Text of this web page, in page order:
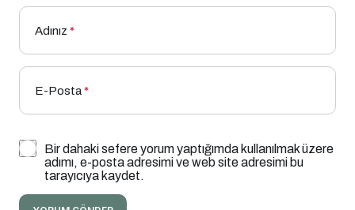
Adınız *
E-Posta*
Bir dahaki sefere yorum yaptığımda kullanılmak üzere
adımı, e-posta adresimi ve web site adresimi bu
tarayıcıya kaydet.